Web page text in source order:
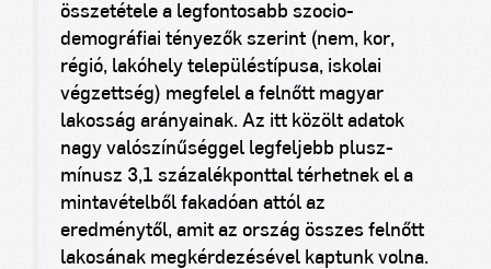
összetétele a legfontosabb szocio-
demográfiai tényezők szerint (nem, kor,
régió, lakóhely településtípusa, iskolai
végzettség) megfelel a felnőtt magyar
lakosság arányainak. Az itt közölt adatok
nagy valószínűséggel legfeljebb plusz-
mínusz 3,1 százalékponttal térhetnek el a
mintavételből fakadóan attól az
eredménytől, amit az ország összes felnőtt
lakosának megkérdezésével kaptunk volna.